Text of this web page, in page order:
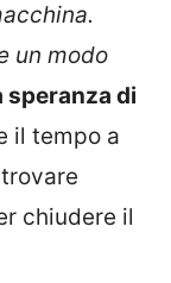
un modo
speranza di
il tempo a
chiudere il